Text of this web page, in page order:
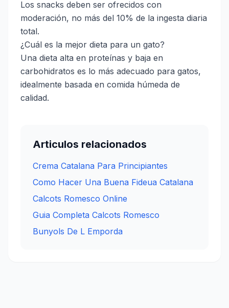
Los snacks deben ser ofrecidos con
moderación, no más del 10% de la ingesta diaria
total.
¿Cuál es la mejor dieta para un gato?
Una dieta alta en proteínas y baja en
carbohidratos es lo más adecuado para gatos,
idealmente basada en comida húmeda de
calidad.
Articulos relacionados
Crema Catalana Para Principiantes
Como Hacer Una Buena Fideua Catalana
Calcots Romesco Online
Guia Completa Calcots Romesco
Bunyols De L Emporda